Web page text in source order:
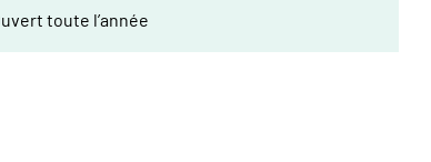
toute l’année